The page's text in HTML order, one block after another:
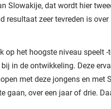
Slowakije, dat wordt hier
resultaat zeer tevreden is over
op het hoogste niveau speelt -
in de ontwikkeling. Deze
met deze jongens en met
gaan, over een jaar of drie.